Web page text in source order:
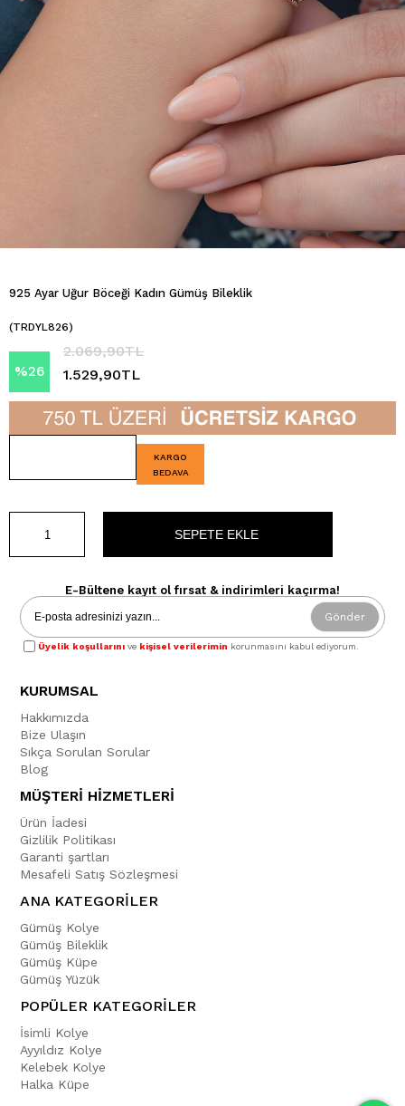
925 Ayar Uğur Böceği Kadın Gümüş Bileklik
(TRDYL826)
%26
İndirim
2.069,90TL
1.529,90TL
KARGO
BEDAVA
E-Bültene kayıt ol fırsat & indirimleri kaçırma!
Gönder
Üyelik koşullarını ve kişisel verilerimin korunmasını kabul ediyorum.
KURUMSAL
Hakkımızda
Bize Ulaşın
Sıkça Sorulan Sorular
Blog
MÜŞTERİ HİZMETLERİ
Ürün İadesi
Gizlilik Politikası
Garanti şartları
Mesafeli Satış Sözleşmesi
ANA KATEGORİLER
Gümüş Kolye
Gümüş Bileklik
Gümüş Küpe
Gümüş Yüzük
POPÜLER KATEGORİLER
İsimli Kolye
Ayyıldız Kolye
Kelebek Kolye
Halka Küpe